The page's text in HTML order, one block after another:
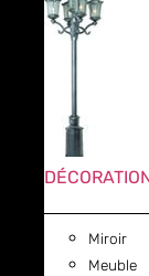
Miroir
Meuble